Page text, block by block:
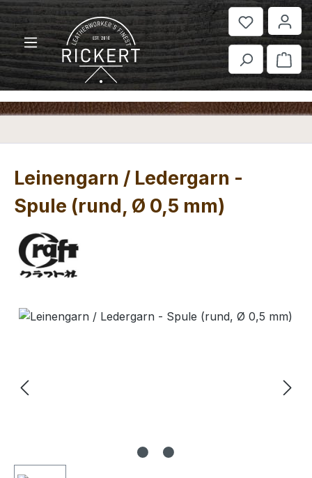
Zum Hauptinhalt springen
Leinengarn / Ledergarn -
Spule (rund, Ø 0,5 mm)
Bildergalerie überspringen